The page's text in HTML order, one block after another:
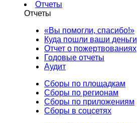
Отчеты
Отчеты
«Вы помогли, спасибо!»
Куда пошли ваши деньги
Отчет о пожертвованиях
Годовые отчеты
Аудит
Сборы по площадкам
Сборы по регионам
Сборы по приложениям
Сборы в соцсетях